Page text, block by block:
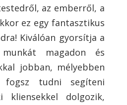
az emberről, a
ez egy fantasztikus
Kiválóan gyorsítja a
magadon és
jobban, mélyebben
fogsz tudni segíteni
kliensekkel dolgozik,